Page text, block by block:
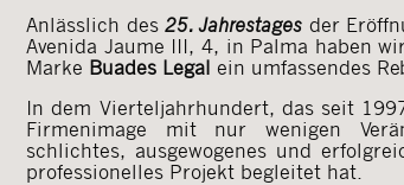
Anlässlich des 25. Jahrestages der
Avenida Jaume III, 4, in Palma haben
Marke Buades Legal ein umfassendes
In dem Vierteljahrhundert, das seit
Firmenimage mit nur wenigen
schlichtes, ausgewogenes und
professionelles Projekt begleitet hat.